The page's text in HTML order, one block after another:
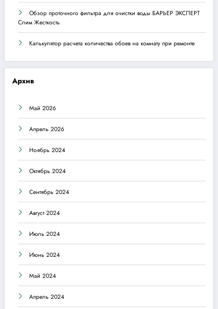
Обзор проточного фильтра для очистки воды БАРЬЕР ЭКСПЕРТ
Слим Жесткость
Калькулятор расчета количества обоев на комнату при ремонте
Архив
Май 2026
Апрель 2026
Ноябрь 2024
Октябрь 2024
Сентябрь 2024
Август 2024
Июль 2024
Июнь 2024
Май 2024
Апрель 2024